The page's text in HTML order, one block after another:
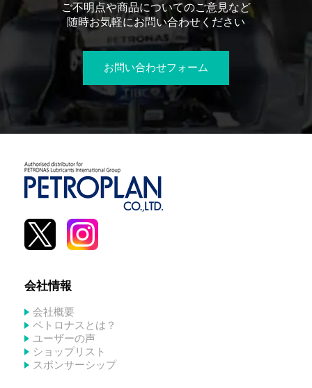
ご不明点や商品についてのご意見など
随時お気軽にお問い合わせください
お問い合わせフォーム
会社情報
会社概要
ペトロナスとは？
ユーザーの声
ショップリスト
スポンサーシップ